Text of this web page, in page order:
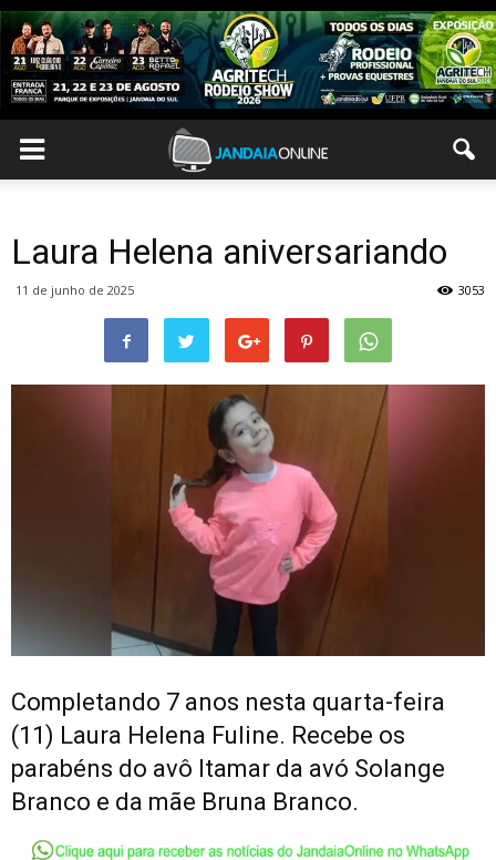
Laura Helena aniversariando
11 de junho de 2025 3053
Completando 7 anos nesta quarta-feira
(11) Laura Helena Fuline. Recebe os
parabéns do avô Itamar da avó Solange
Branco e da mãe Bruna Branco.